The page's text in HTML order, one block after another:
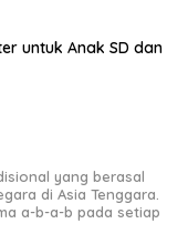
untuk Anak SD dan
yang berasal
di Asia Tenggara.
a-b-a-b pada setiap